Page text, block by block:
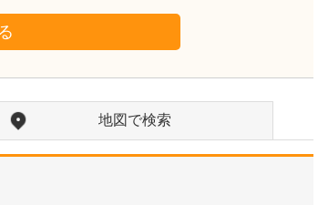
地図で検索
山村眼科
山村 基成院長
現在、どのような患者さんが来院されています